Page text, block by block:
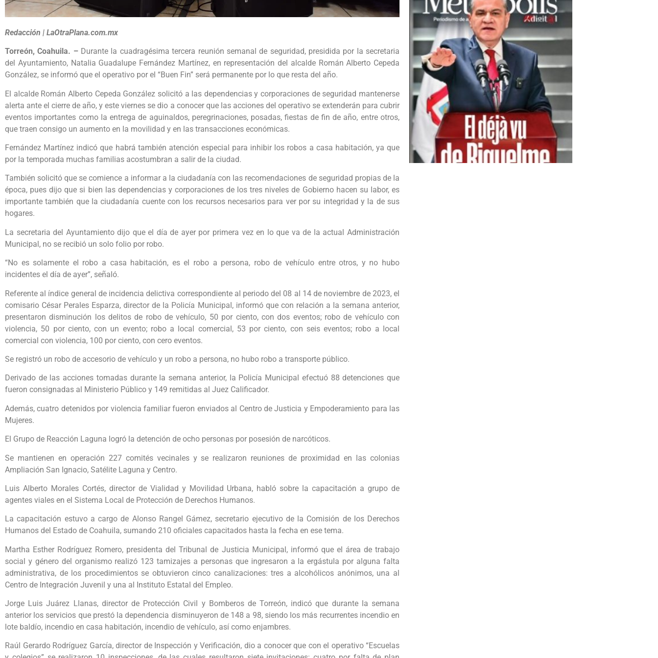
Redacción | LaOtraPlana.com.mx
Torreón, Coahuila. –Durante la cuadragésima tercera reunión semanal de seguridad, presidida por la secretaria
del Ayuntamiento, Natalia Guadalupe Fernández Martínez, en representación del alcalde Román Alberto Cepeda
González, se informó que el operativo por el “Buen Fin” será permanente por lo que resta del año.
El alcalde Román Alberto Cepeda González solicitó a las dependencias y corporaciones de seguridad mantenerse
alerta ante el cierre de año, y este viernes se dio a conocer que las acciones del operativo se extenderán para cubrir
eventos importantes como la entrega de aguinaldos, peregrinaciones, posadas, fiestas de fin de año, entre otros,
que traen consigo un aumento en la movilidad y en las transacciones económicas.
Fernández Martínez indicó que habrá también atención especial para inhibir los robos a casa habitación, ya que
por la temporada muchas familias acostumbran a salir de la ciudad.
También solicitó que se comience a informar a la ciudadanía con las recomendaciones de seguridad propias de la
época, pues dijo que si bien las dependencias y corporaciones de los tres niveles de Gobierno hacen su labor, es
importante también que la ciudadanía cuente con los recursos necesarios para ver por su integridad y la de sus
hogares.
La secretaria del Ayuntamiento dijo que el día de ayer por primera vez en lo que va de la actual Administración
Municipal, no se recibió un solo folio por robo.
“No es solamente el robo a casa habitación, es el robo a persona, robo de vehículo entre otros, y no hubo
incidentes el día de ayer”, señaló.
Referente al índice general de incidencia delictiva correspondiente al periodo del 08 al 14 de noviembre de 2023, el
comisario César Perales Esparza, director de la Policía Municipal, informó que con relación a la semana anterior,
presentaron disminución los delitos de robo de vehículo, 50 por ciento, con dos eventos; robo de vehículo con
violencia, 50 por ciento, con un evento; robo a local comercial, 53 por ciento, con seis eventos; robo a local
comercial con violencia, 100 por ciento, con cero eventos.
Se registró un robo de accesorio de vehículo y un robo a persona, no hubo robo a transporte público.
Derivado de las acciones tomadas durante la semana anterior, la Policía Municipal efectuó 88 detenciones que
fueron consignadas al Ministerio Público y 149 remitidas al Juez Calificador.
Además, cuatro detenidos por violencia familiar fueron enviados al Centro de Justicia y Empoderamiento para las
Mujeres.
El Grupo de Reacción Laguna logró la detención de ocho personas por posesión de narcóticos.
Se mantienen en operación 227 comités vecinales y se realizaron reuniones de proximidad en las colonias
Ampliación San Ignacio, Satélite Laguna y Centro.
Luis Alberto Morales Cortés, director de Vialidad y Movilidad Urbana, habló sobre la capacitación a grupo de
agentes viales en el Sistema Local de Protección de Derechos Humanos.
La capacitación estuvo a cargo de Alonso Rangel Gámez, secretario ejecutivo de la Comisión de los Derechos
Humanos del Estado de Coahuila, sumando 210 oficiales capacitados hasta la fecha en ese tema.
Martha Esther Rodríguez Romero, presidenta del Tribunal de Justicia Municipal, informó que el área de trabajo
social y género del organismo realizó 123 tamizajes a personas que ingresaron a la ergástula por alguna falta
administrativa, de los procedimientos se obtuvieron cinco canalizaciones: tres a alcohólicos anónimos, una al
Centro de Integración Juvenil y una al Instituto Estatal del Empleo.
Jorge Luis Juárez Llanas, director de Protección Civil y Bomberos de Torreón, indicó que durante la semana
anterior los servicios que prestó la dependencia disminuyeron de 148 a 98, siendo los más recurrentes incendio en
lote baldío, incendio en casa habitación, incendio de vehículo, así como enjambres.
Raúl Gerardo Rodríguez García, director de Inspección y Verificación, dio a conocer que con el operativo “Escuelas